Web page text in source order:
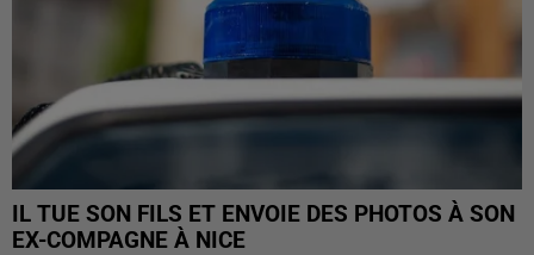
IL TUE SON FILS ET ENVOIE DES PHOTOS À SON
EX-COMPAGNE À NICE